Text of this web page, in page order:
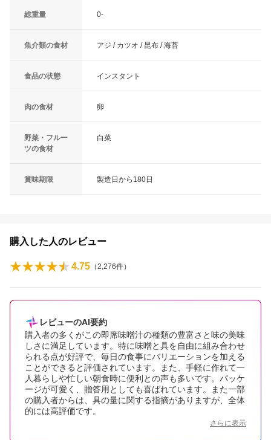
総重量 0-
魚介類の食材 アジ / カツオ / 昆布 / 海苔
食品の状態 インスタント
肉の食材 卵
野菜・フルー
ツの食材
白菜
賞味期限 製造日から180日
購入した人のレビュー
4.75 （2,276件）
レビューのAI要約
購入者の多くがこの即席味噌汁の種類の豊富さと味の美味
しさに満足しています。特に味噌と具を自由に組み合わせ
られる点が好評で、毎日の食事にバリエーションを加える
ことができると評価されています。また、手軽に作れて一
人暮らしや忙しい朝食時に便利との声も多いです。パッケ
ージが可愛く、贈答用としても喜ばれています。また一部
の購入者からは、具の量に関する指摘がありますが、全体
的には高評価です。
さらに表示